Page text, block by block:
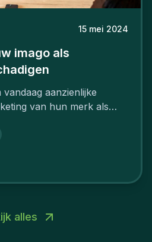
15 mei 2024
imago als
aanzienlijke
van hun merk als
alles